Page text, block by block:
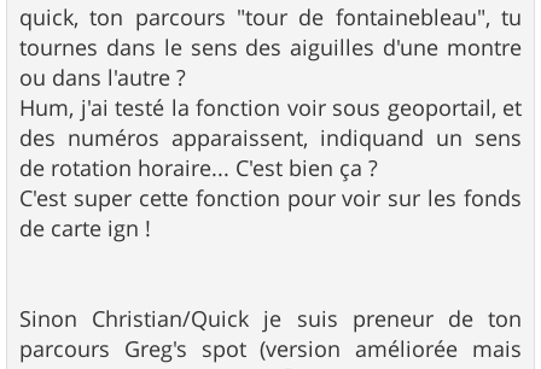
s
s
a
g
e
quick, ton parcours "tour de fontainebleau", tu
tournes dans le sens des aiguilles d'une montre
ou dans l'autre ?
Hum, j'ai testé la fonction voir sous geoportail, et
des numéros apparaissent, indiquand un sens
de rotation horaire... C'est bien ça ?
C'est super cette fonction pour voir sur les fonds
de carte ign !
Sinon Christian/Quick je suis preneur de ton
parcours Greg's spot (version améliorée mais